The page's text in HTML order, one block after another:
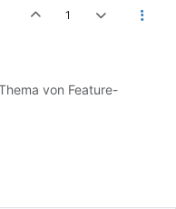
1
von Feature-